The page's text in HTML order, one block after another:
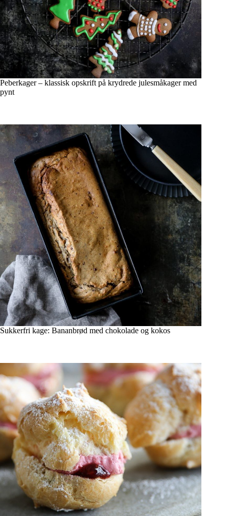
Peberkager – klassisk opskrift på krydrede julesmåkager med
pynt
Sukkerfri kage: Bananbrød med chokolade og kokos